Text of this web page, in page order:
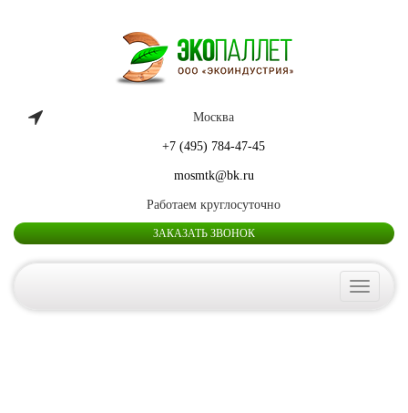
Москва
+7 (495) 784-47-45
mosmtk@bk.ru
Работаем круглосуточно
ЗАКАЗАТЬ ЗВОНОК
Toggle